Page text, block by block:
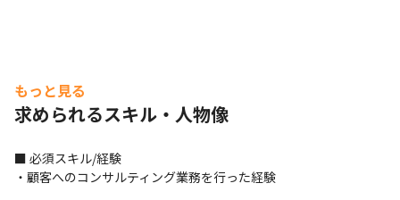
もっと見る
求められるスキル・人物像
■ 必須スキル/経験
・顧客へのコンサルティング業務を行った経験